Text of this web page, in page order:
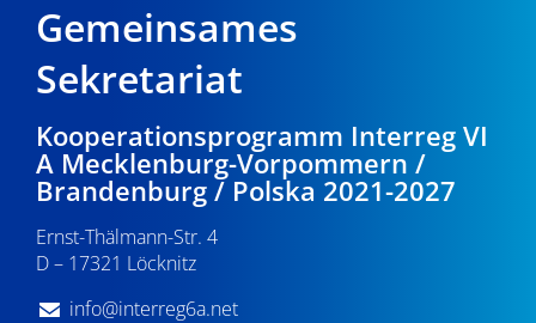
Gemeinsames
Sekretariat
Kooperationsprogramm Interreg VI
A Mecklenburg-Vorpommern /
Brandenburg / Polska 2021-2027
Ernst-Thälmann-Str. 4
D – 17321 Löcknitz
info@interreg6a.net